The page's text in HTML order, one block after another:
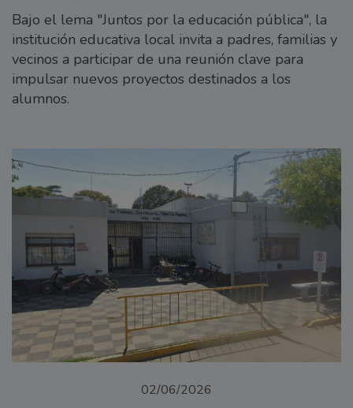
Bajo el lema "Juntos por la educación pública", la
institución educativa local invita a padres, familias y
vecinos a participar de una reunión clave para
impulsar nuevos proyectos destinados a los
alumnos.
02/06/2026